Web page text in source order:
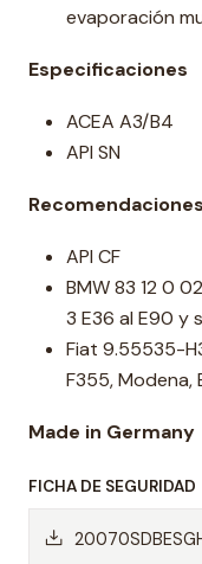
evaporación
Especificaciones
ACEA A3/B4
API SN
Recomendaciones
API CF
BMW 83 12 0
3 E36 al E90 y
Fiat 9.55535-
F355, Modena,
Made in Germany
FICHA DE SEGURIDAD